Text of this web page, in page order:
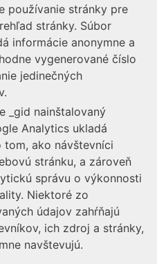
používanie stránky pre
stránky. Súbor
informácie anonymne a
vygenerované číslo
jedinečných
_gid nainštalovaný
Analytics ukladá
tom, ako návštevníci
stránku, a zároveň
správu o výkonnosti
Niektoré zo
údajov zahŕňajú
ich zdroj a stránky,
navštevujú.